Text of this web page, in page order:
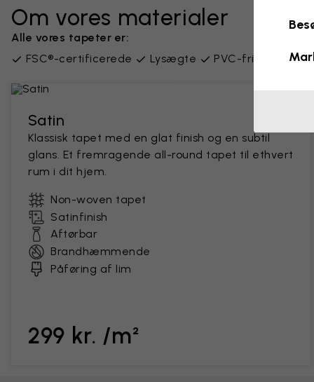
Om vores materialer
Alle vores tapeter er:
FSC®-certificerede
Lysægte PVC-fri
Satin
Klassisk tapet med en glat finish og en subtil
glans. Et fremragende all-round tapet til ethvert
rum i dit hjem.
Non-woven tapet
Satinfinish
Aftørbar
Brandhæmmende
Påføring af lim
299 kr. /m²